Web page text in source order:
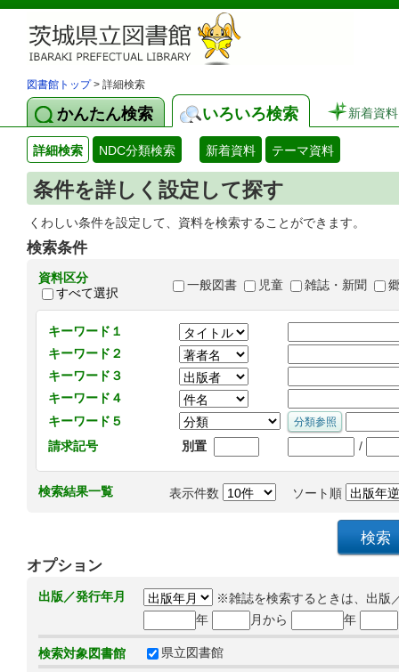
図書館トップ> 詳細検索
かんたん検索 いろいろ検索 新着資料
詳細検索 NDC分類検索 新着資料 テーマ資料
条件を詳しく設定して探す
くわしい条件を設定して、資料を検索することができます。
検索条件
資料区分
すべて選択
一般図書 児童 雑誌・新聞
キーワード１
キーワード２
キーワード３
キーワード４
キーワード５
請求記号
別置 /
検索結果一覧 表示件数 ソート順
オプション
出版／発行年月
※雑誌を検索するときは、出版
年
月から 年
検索対象図書館 県立図書館